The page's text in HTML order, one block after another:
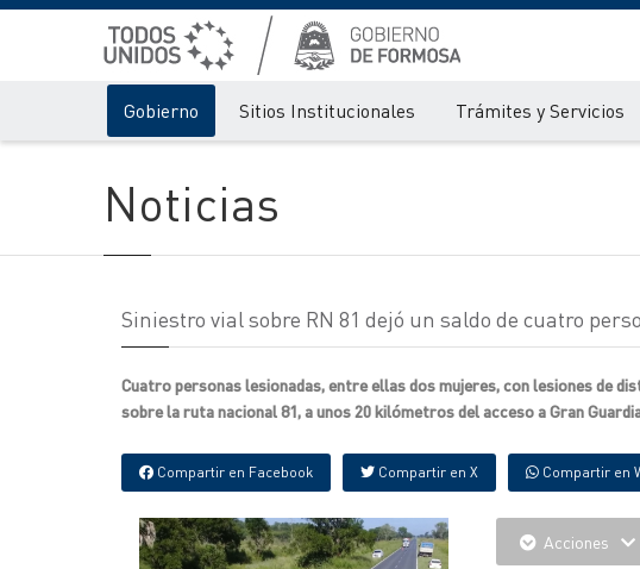
Gobierno Sitios Institucionales Trámites y Servicios
Noticias
Siniestro vial sobre RN 81 dejó un saldo de cuatro
Cuatro personas lesionadas, entre ellas dos mujeres, con lesiones de
sobre la ruta nacional 81, a unos 20 kilómetros del acceso a Gran
Compartir en Facebook Compartir en X Compartir en
Acciones